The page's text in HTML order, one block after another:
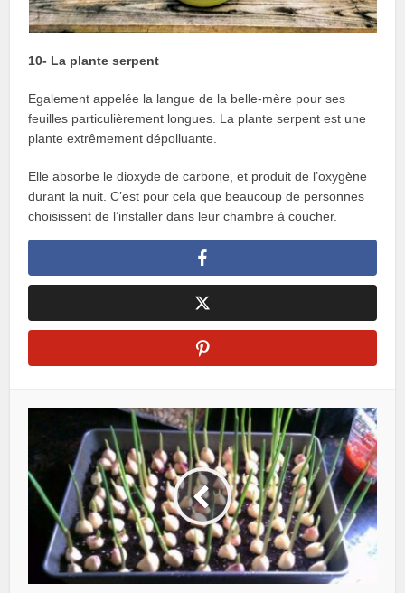
10- La plante serpent
Egalement appelée la langue de la belle-mère pour ses
feuilles particulièrement longues. La plante serpent est une
plante extrêmement dépolluante.
Elle absorbe le dioxyde de carbone, et produit de l’oxygène
durant la nuit. C’est pour cela que beaucoup de personnes
choisissent de l’installer dans leur chambre à coucher.